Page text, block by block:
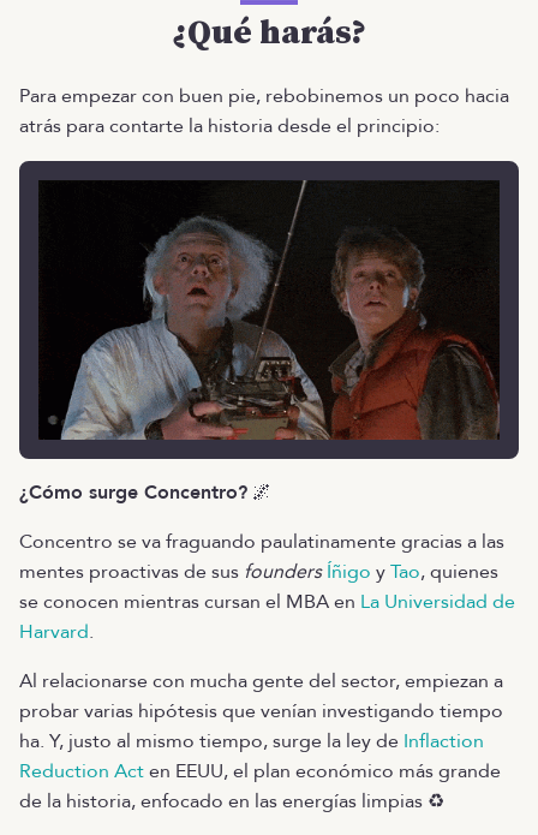
¿Qué harás?
Para empezar con buen pie, rebobinemos un poco hacia
atrás para contarte la historia desde el principio:
¿Cómo surge Concentro? 🌌
Concentro se va fraguando paulatinamente gracias a las
mentes proactivas de sus founders Íñigo yTao, quienes
se conocen mientras cursan el MBA en La Universidad de
Harvard.
Al relacionarse con mucha gente del sector, empiezan a
probar varias hipótesis que venían investigando tiempo
ha. Y, justo al mismo tiempo, surge la ley de Inflaction
Reduction Acten EEUU, el plan económico más grande
de la historia, enfocado en las energías limpias ♻️